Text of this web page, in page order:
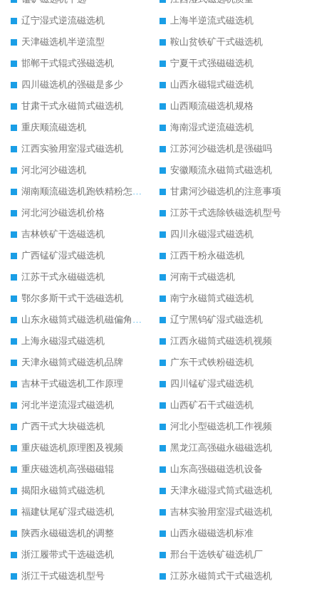
辽宁湿式逆流磁选机
上海半逆流式磁选机
天津磁选机半逆流型
鞍山贫铁矿干式磁选机
邯郸干式辊式强磁选机
宁夏干式强磁磁选机
四川磁选机的强磁是多少
山西永磁辊式磁选机
甘肃干式永磁筒式磁选机
山西顺流磁选机规格
重庆顺流磁选机
海南湿式逆流磁选机
江西实验用室湿式磁选机
江苏河沙磁选机是强磁吗
河北河沙磁选机
安徽顺流永磁筒式磁选机
湖南顺流磁选机跑铁精粉怎么处理
甘肃河沙磁选机的注意事项
河北河沙磁选机价格
江苏干式选除铁磁选机型号
吉林铁矿干选磁选机
四川永磁湿式磁选机
广西锰矿湿式磁选机
江西干粉永磁选机
江苏干式永磁磁选机
河南干式磁选机
鄂尔多斯干式干选磁选机
南宁永磁筒式磁选机
山东永磁筒式磁选机磁偏角怎么调整
辽宁黑钨矿湿式磁选机
上海永磁湿式磁选机
江西永磁筒式磁选机视频
天津永磁筒式磁选机品牌
广东干式铁粉磁选机
吉林干式磁选机工作原理
四川锰矿湿式磁选机
河北半逆流湿式磁选机
山西矿石干式磁选机
广西干式大块磁选机
河北小型磁选机工作视频
重庆磁选机原理图及视频
黑龙江高强磁永磁磁选机
重庆磁选机高强磁磁辊
山东高强磁磁选机设备
揭阳永磁筒式磁选机
天津永磁湿式筒式磁选机
福建钛尾矿湿式磁选机
吉林实验用室湿式磁选机
陕西永磁磁选机的调整
山西永磁磁选机标准
浙江履带式干选磁选机
邢台干选铁矿磁选机厂
浙江干式磁选机型号
江苏永磁筒式干式磁选机